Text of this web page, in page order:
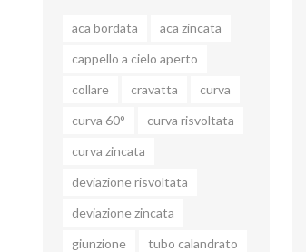
aca bordata
aca zincata
cappello a cielo aperto
collare
cravatta
curva
curva 60°
curva risvoltata
curva zincata
deviazione risvoltata
deviazione zincata
giunzione
tubo calandrato